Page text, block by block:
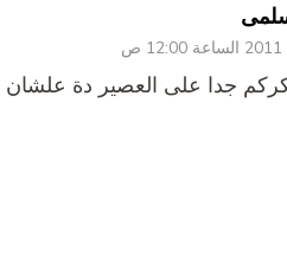
جدا على العصير دة علشان